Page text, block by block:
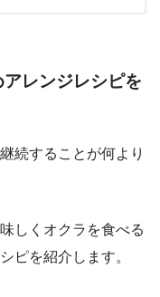
レンジレシピを
続することが何より
しくオクラを食べる
ピを紹介します。